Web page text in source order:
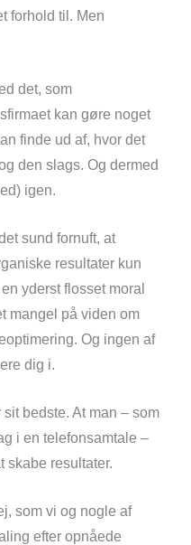
forhold til. Men
det, som
kan gøre noget
finde ud af, hvor det
den slags. Og dermed
igen.
sund fornuft, at
resultater kun
yderst flosset moral
mangel på viden om
Og ingen af
dig i.
bedste. At man – som
i en telefonsamtale –
skabe resultater.
som vi og nogle af
efter opnåede